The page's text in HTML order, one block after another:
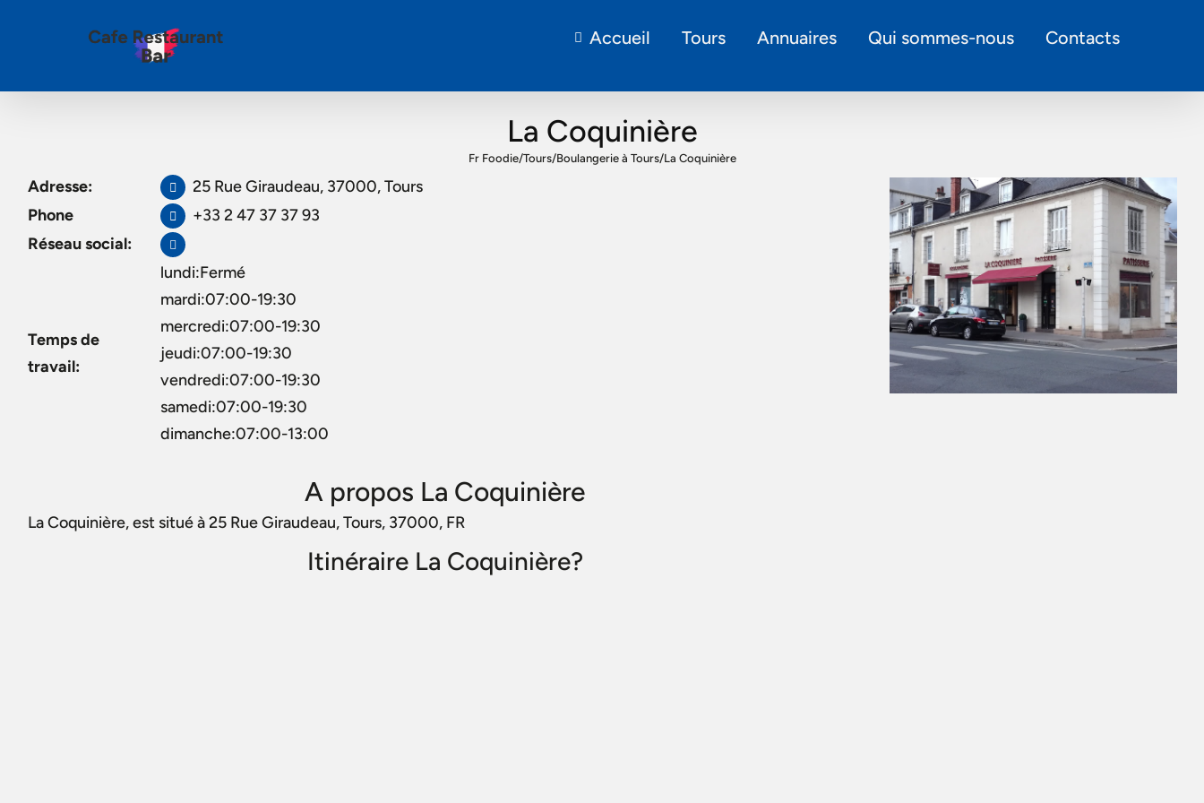
Accueil Tours Annuaires Qui sommes-nous Contacts
La Coquinière
Fr Foodie/Tours/Boulangerie à Tours/La Coquinière
Adresse:
25 Rue Giraudeau, 37000, Tours
Phone
+33 2 47 37 37 93
Réseau social:
Temps de
travail:
lundi:Fermé
mardi:07:00-19:30
mercredi:07:00-19:30
jeudi:07:00-19:30
vendredi:07:00-19:30
samedi:07:00-19:30
dimanche:07:00-13:00
A propos La Coquinière
La Coquinière, est situé à 25 Rue Giraudeau, Tours, 37000, FR
Itinéraire La Coquinière?